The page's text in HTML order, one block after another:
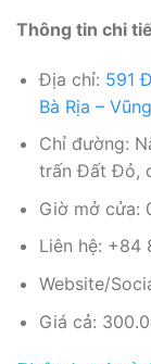
Thông tin chi
Địa chỉ: 591
Bà Rịa –
Chỉ đường:
trấn Đất Đỏ,
Giờ mở cửa:
Liên hệ: +84
Website/
Giá cả: